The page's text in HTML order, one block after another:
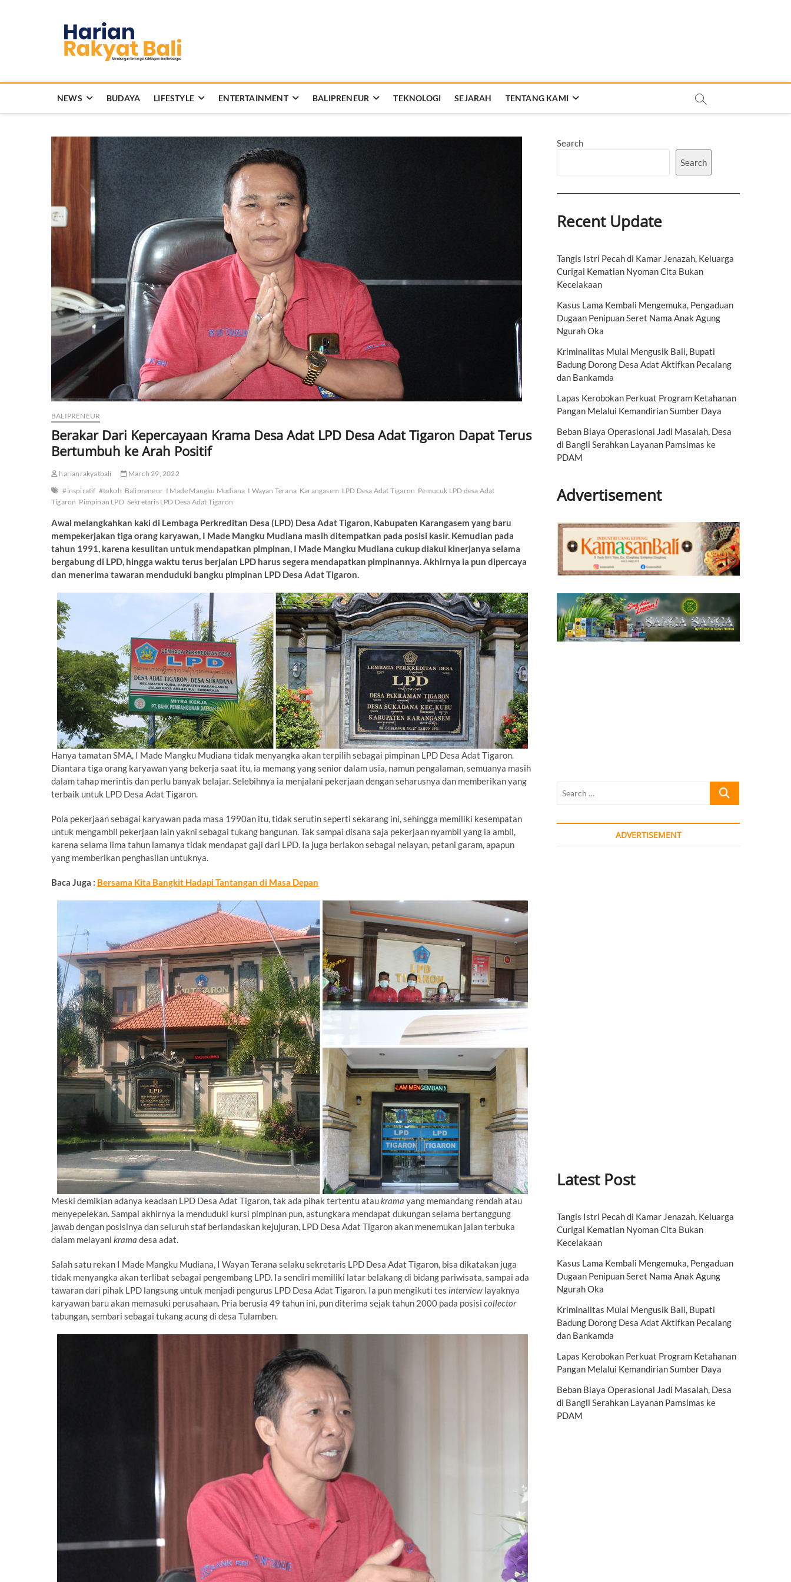
NEWS BUDAYA LIFESTYLE ENTERTAINMENT BALIPRENEUR TEKNOLOGI SEJARAH TENTANG KAMI
BALIPRENEUR
Berakar Dari Kepercayaan Krama Desa Adat LPD Desa Adat Tigaron Dapat Terus
Bertumbuh ke Arah Positif
harianrakyatbali
March 29, 2022
#inspiratif #tokoh Balipreneur I Made Mangku Mudiana I Wayan Terana Karangasem LPD Desa Adat Tigaron Pemucuk LPD desa Adat
Tigaron Pimpinan LPD Sekretaris LPD Desa Adat Tigaron
Awal melangkahkan kaki di Lembaga Perkreditan Desa (LPD) Desa Adat Tigaron, Kabupaten Karangasem yang baru
mempekerjakan tiga orang karyawan, I Made Mangku Mudiana masih ditempatkan pada posisi kasir. Kemudian pada
tahun 1991, karena kesulitan untuk mendapatkan pimpinan, I Made Mangku Mudiana cukup diakui kinerjanya selama
bergabung di LPD, hingga waktu terus berjalan LPD harus segera mendapatkan pimpinannya. Akhirnya ia pun dipercaya
dan menerima tawaran menduduki bangku pimpinan LPD Desa Adat Tigaron.
Hanya tamatan SMA, I Made Mangku Mudiana tidak menyangka akan terpilih sebagai pimpinan LPD Desa Adat Tigaron.
Diantara tiga orang karyawan yang bekerja saat itu, ia memang yang senior dalam usia, namun pengalaman, semuanya masih
dalam tahap merintis dan perlu banyak belajar. Selebihnya ia menjalani pekerjaan dengan seharusnya dan memberikan yang
terbaik untuk LPD Desa Adat Tigaron.
Pola pekerjaan sebagai karyawan pada masa 1990an itu, tidak serutin seperti sekarang ini, sehingga memiliki kesempatan
untuk mengambil pekerjaan lain yakni sebagai tukang bangunan. Tak sampai disana saja pekerjaan nyambil yang ia ambil,
karena selama lima tahun lamanya tidak mendapat gaji dari LPD. Ia juga berlakon sebagai nelayan, petani garam, apapun
yang memberikan penghasilan untuknya.
Baca Juga : Bersama Kita Bangkit Hadapi Tantangan di Masa Depan
Meski demikian adanya keadaan LPD Desa Adat Tigaron, tak ada pihak tertentu ataukrama yang memandang rendah atau
menyepelekan. Sampai akhirnya ia menduduki kursi pimpinan pun, astungkara mendapat dukungan selama bertanggung
jawab dengan posisinya dan seluruh staf berlandaskan kejujuran, LPD Desa Adat Tigaron akan menemukan jalan terbuka
dalam melayani krama desa adat.
Salah satu rekan I Made Mangku Mudiana, I Wayan Terana selaku sekretaris LPD Desa Adat Tigaron, bisa dikatakan juga
tidak menyangka akan terlibat sebagai pengembang LPD. Ia sendiri memiliki latar belakang di bidang pariwisata, sampai ada
tawaran dari pihak LPD langsung untuk menjadi pengurus LPD Desa Adat Tigaron. Ia pun mengikuti tes interview layaknya
karyawan baru akan memasuki perusahaan. Pria berusia 49 tahun ini, pun diterima sejak tahun 2000 pada posisi collector
tabungan, sembari sebagai tukang acung di desa Tulamben.
Search
Search
Recent Update
Tangis Istri Pecah di Kamar Jenazah, Keluarga
Curigai Kematian Nyoman Cita Bukan
Kecelakaan
Kasus Lama Kembali Mengemuka, Pengaduan
Dugaan Penipuan Seret Nama Anak Agung
Ngurah Oka
Kriminalitas Mulai Mengusik Bali, Bupati
Badung Dorong Desa Adat Aktifkan Pecalang
dan Bankamda
Lapas Kerobokan Perkuat Program Ketahanan
Pangan Melalui Kemandirian Sumber Daya
Beban Biaya Operasional Jadi Masalah, Desa
di Bangli Serahkan Layanan Pamsimas ke
PDAM
Advertisement
Search
ADVERTISEMENT
Latest Post
Tangis Istri Pecah di Kamar Jenazah, Keluarga
Curigai Kematian Nyoman Cita Bukan
Kecelakaan
Kasus Lama Kembali Mengemuka, Pengaduan
Dugaan Penipuan Seret Nama Anak Agung
Ngurah Oka
Kriminalitas Mulai Mengusik Bali, Bupati
Badung Dorong Desa Adat Aktifkan Pecalang
dan Bankamda
Lapas Kerobokan Perkuat Program Ketahanan
Pangan Melalui Kemandirian Sumber Daya
Beban Biaya Operasional Jadi Masalah, Desa
di Bangli Serahkan Layanan Pamsimas ke
PDAM